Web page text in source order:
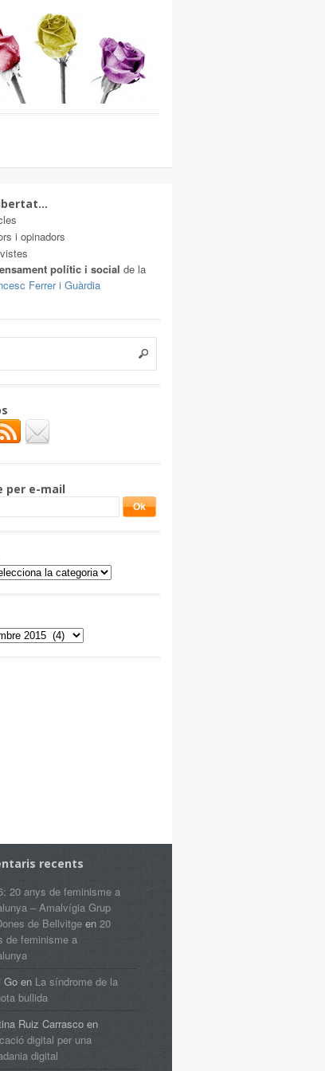
i opinadors
polític i social de la
Ferrer i Guàrdia
per e-mail
recents
20 anys de feminisme a
– Amalvígia Grup
de Bellvitge en 20
de feminisme a
Go en La síndrome de la
bullida
Ruiz Carrasco en
digital per una
digital